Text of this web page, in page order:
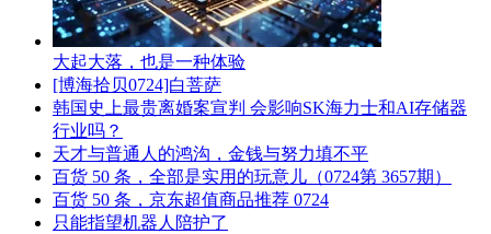
大起大落，也是一种体验
[博海拾贝0724]白菩萨
韩国史上最贵离婚案宣判 会影响SK海力士和AI存储器
行业吗？
天才与普通人的鸿沟，金钱与努力填不平
百货 50 条，全部是实用的玩意儿（0724第 3657期）
百货 50 条，京东超值商品推荐 0724
只能指望机器人陪护了